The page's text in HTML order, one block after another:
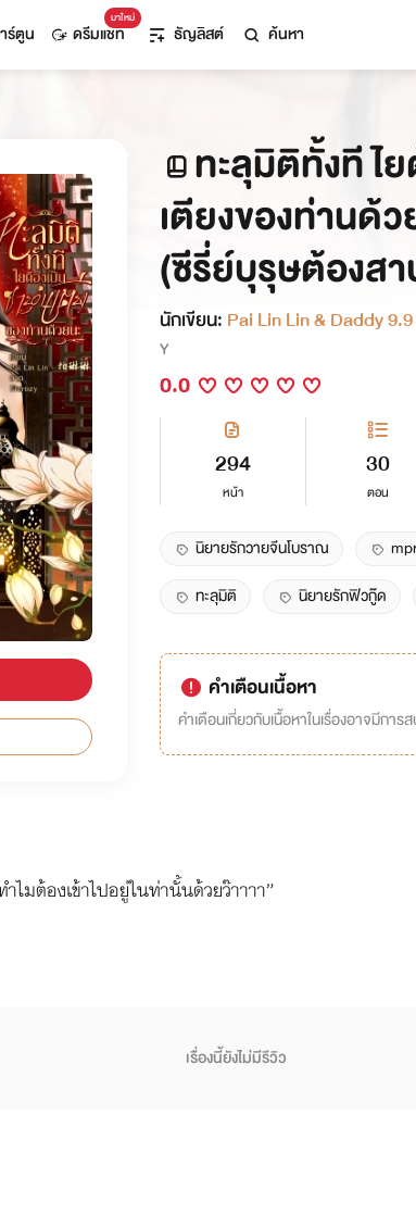
ร์ตูน
มาใหม่
ดรีมแชท ธัญลิสต์ ค้นหา
ทะลุมิติทั้งที ไ
เตียงของท่านด้
(ซีรี่ย์บุรุษต้องส
นักเขียน: Pai Lin Lin & Daddy 9.9
Y
0.0
294
หน้า
30
ตอน
นิยายรักวายจีนโบราณ
ทะลุมิติ
นิยายรักฟิวกู๊ด
คำเตือนเนื้อหา
คำเตือนเกี่ยวกับเนื้อหาในเรื่องอาจมีการ
ไมต้องเข้าไปอยู่ในท่านั้นด้วยว๊าาาา”
เรื่องนี้ยังไม่มีรีวิว